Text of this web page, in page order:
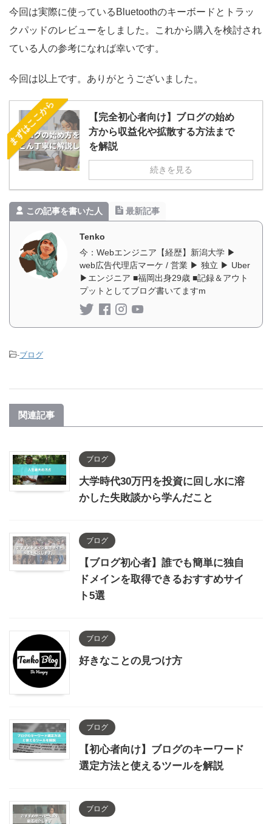
今回は実際に使っているBluetoothのキーボードとトラッ
クパッドのレビューをしました。これから購入を検討され
ている人の参考になれば幸いです。
今回は以上です。ありがとうございました。
まずはここから
【完全初心者向け】ブログの始め
方から収益化や拡散する方法まで
を解説
続きを見る
この記事を書いた人 最新記事
Tenko
今：Webエンジニア【経歴】新潟大学 ▶︎
web広告代理店マーケ / 営業 ▶︎ 独立 ▶︎ Uber
▶︎エンジニア ■福岡出身29歳 ■記録＆アウト
プットとしてブログ書いてますm
-ブログ
関連記事
ブログ
大学時代30万円を投資に回し水に溶
かした失敗談から学んだこと
ブログ
【ブログ初心者】誰でも簡単に独自
ドメインを取得できるおすすめサイ
ト5選
ブログ
好きなことの見つけ方
ブログ
【初心者向け】ブログのキーワード
選定方法と使えるツールを解説
ブログ